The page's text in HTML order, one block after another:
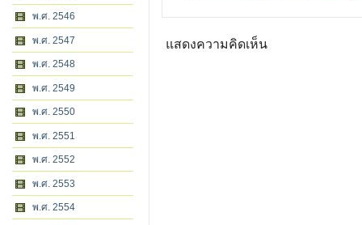
พ.ศ. 2546
พ.ศ. 2547
พ.ศ. 2548
พ.ศ. 2549
พ.ศ. 2550
พ.ศ. 2551
พ.ศ. 2552
พ.ศ. 2553
พ.ศ. 2554
แสดงความคิดเห็น